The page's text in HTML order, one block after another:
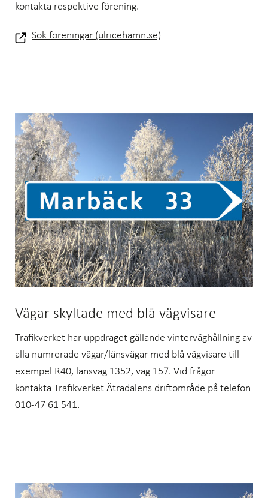
kontakta respektive förening.
Sök föreningar (ulricehamn.se)
Vägar skyltade med blå vägvisare
Trafikverket har uppdraget gällande vinterväghållning av
alla numrerade vägar/länsvägar med blå vägvisare till
exempel R40, länsväg 1352, väg 157. Vid frågor
kontakta Trafikverket Ätradalens driftområde på telefon
010-47 61 541.